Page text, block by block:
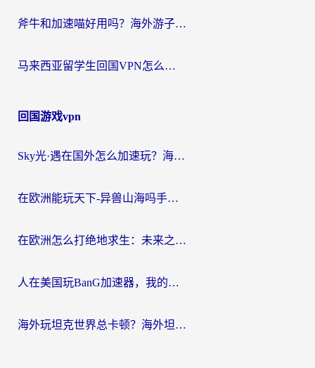
斧牛和加速喵好用吗？海外游子的真实选择困境
马来西亚留学生回国VPN怎么选？3个避坑点+1款实测好用的加速器推荐
回国游戏vpn
Sky光·遇在国外怎么加速玩？海外党亲测有效的国服游戏加速指南
在欧洲能玩天下-异兽山海吗手游？海外玩家的加速器生存指南
在欧洲怎么打绝地求生：未来之役不卡？留学生亲测的加速器避坑指南
人在美国玩BanG加速器，我的延迟终于绿了
海外玩坦克世界总卡顿？海外坦克世界加速器有哪些？实测好用的选择在这里